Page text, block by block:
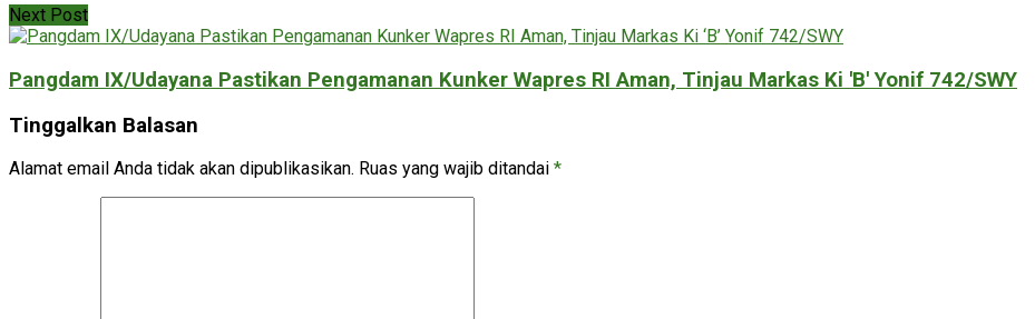
Next Post
Pangdam IX/Udayana Pastikan Pengamanan Kunker Wapres RI Aman, Tinjau Markas Ki 'B' Yonif 742/SWY
Tinggalkan Balasan
Alamat email Anda tidak akan dipublikasikan. Ruas yang wajib ditandai *